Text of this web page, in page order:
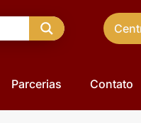
Parcerias Contato